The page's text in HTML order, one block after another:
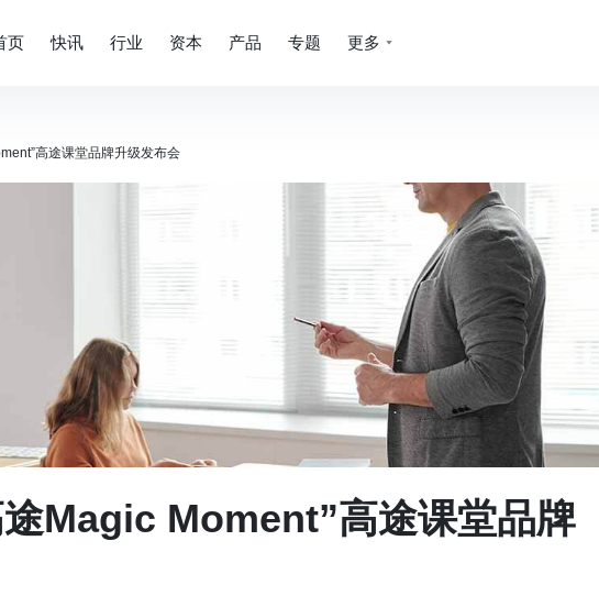
页 快讯 行业 资本 产品 专题 更多
高途课堂品牌升级发布会
Magic Moment”高途课堂品牌